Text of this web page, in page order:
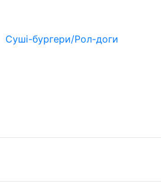
Суші-бургери/Рол-доги